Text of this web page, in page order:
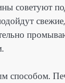
советуют
способом.